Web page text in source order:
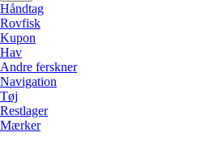
Håndtag
Rovfisk
Kupon
Hav
Andre ferskner
Navigation
Tøj
Restlager
Mærker